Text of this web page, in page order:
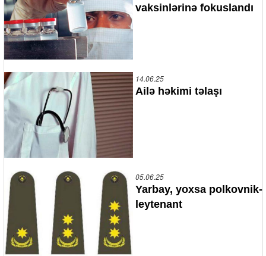
vaksinlərinə fokuslandı
14.06.25
Ailə həkimi təlaşı
05.06.25
Yarbay, yoxsa polkovnik-
leytenant